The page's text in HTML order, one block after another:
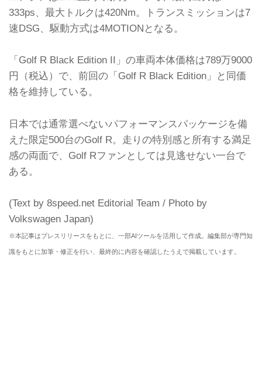
333ps、最大トルクは420Nm。トランスミッションは7
速DSG、駆動方式は4MOTIONとなる。
「Golf R Black Edition II」の車両本体価格は789万9000
円（税込）で、前回の「Golf R Black Edition」と同価
格を維持している。
日本では通常選べないパフォーマンスパッケージを備
えた限定500台のGolf R。走りの特別感と所有する満足
感の両面で、Golf Rファンとしては見逃せない一台で
ある。
(Text by 8speed.net Editorial Team / Photo by
Volkswagen Japan)
※本記事はプレスリリースをもとに、一部AIツールを活用して作成。編集部が専門知
識をもとに加筆・修正を行い、最終的に内容を確認したうえで掲載しています。